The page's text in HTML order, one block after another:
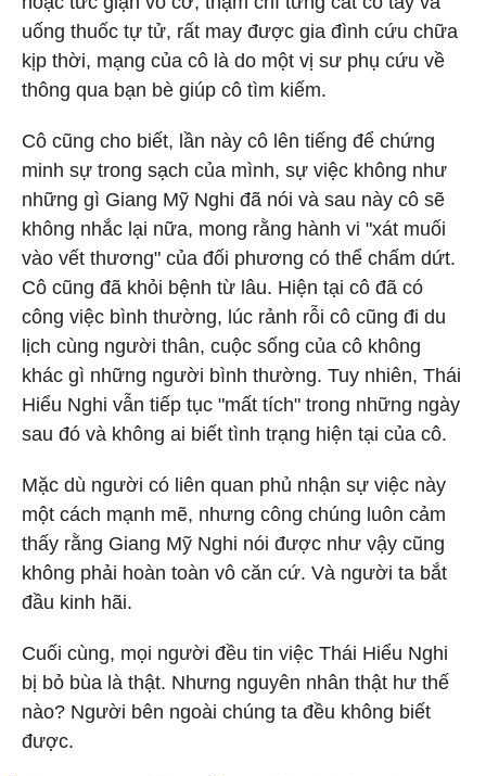
uống thuốc tự tử, rất may được gia đình cứu chữa
kịp thời, mạng của cô là do một vị sư phụ cứu về
thông qua bạn bè giúp cô tìm kiếm.
Cô cũng cho biết, lần này cô lên tiếng để chứng
minh sự trong sạch của mình, sự việc không như
những gì Giang Mỹ Nghi đã nói và sau này cô sẽ
không nhắc lại nữa, mong rằng hành vi "xát muối
vào vết thương" của đối phương có thể chấm dứt.
Cô cũng đã khỏi bệnh từ lâu. Hiện tại cô đã có
công việc bình thường, lúc rảnh rỗi cô cũng đi du
lịch cùng người thân, cuộc sống của cô không
khác gì những người bình thường. Tuy nhiên, Thái
Hiểu Nghi vẫn tiếp tục "mất tích" trong những ngày
sau đó và không ai biết tình trạng hiện tại của cô.
Mặc dù người có liên quan phủ nhận sự việc này
một cách mạnh mẽ, nhưng công chúng luôn cảm
thấy rằng Giang Mỹ Nghi nói được như vậy cũng
không phải hoàn toàn vô căn cứ. Và người ta bắt
đầu kinh hãi.
Cuối cùng, mọi người đều tin việc Thái Hiểu Nghi
bị bỏ bùa là thật. Nhưng nguyên nhân thật hư thế
nào? Người bên ngoài chúng ta đều không biết
được.